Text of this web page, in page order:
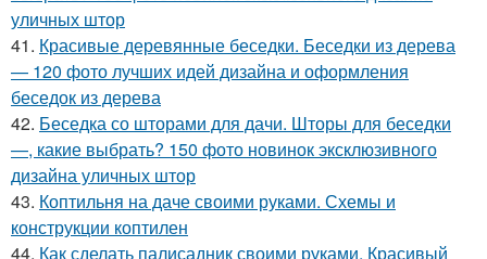
уличных штор
41. Красивые деревянные беседки. Беседки из дерева
— 120 фото лучших идей дизайна и оформления
беседок из дерева
42. Беседка со шторами для дачи. Шторы для беседки
—, какие выбрать? 150 фото новинок эксклюзивного
дизайна уличных штор
43. Коптильня на даче своими руками. Схемы и
конструкции коптилен
44. Как сделать палисадник своими руками. Красивый